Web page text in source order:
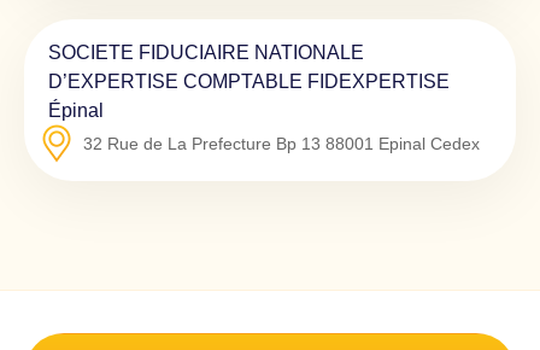
SOCIETE FIDUCIAIRE NATIONALE
D’EXPERTISE COMPTABLE FIDEXPERTISE
Épinal
32 Rue de La Prefecture Bp 13 88001 Epinal Cedex